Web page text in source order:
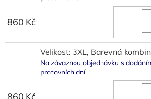
860 Kč
Velikost: 3XL, Barevná
Na závaznou objednávku s
pracovních dní
860 Kč